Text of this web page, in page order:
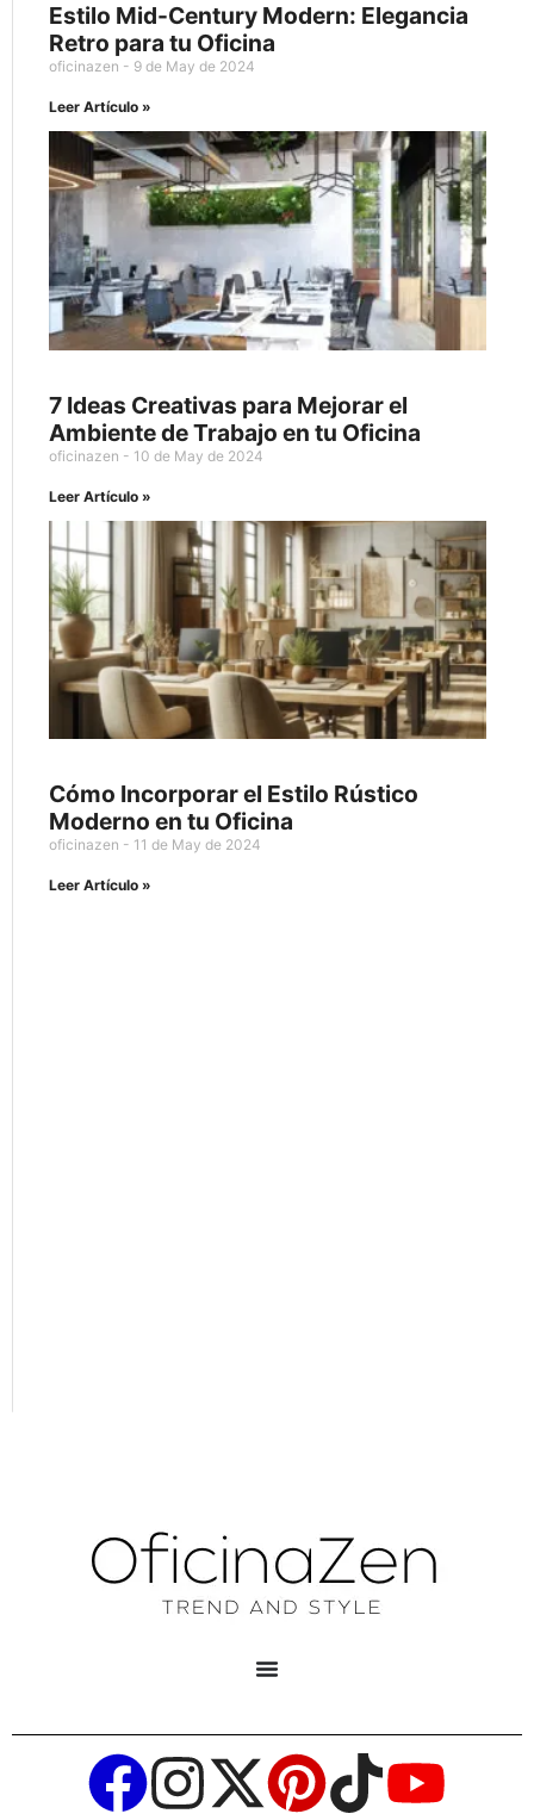
Estilo Mid-Century Modern: Elegancia
Retro para tu Oficina
oficinazen 9 de May de 2024
Leer Artículo »
7 Ideas Creativas para Mejorar el
Ambiente de Trabajo en tu Oficina
oficinazen 10 de May de 2024
Leer Artículo »
Cómo Incorporar el Estilo Rústico
Moderno en tu Oficina
oficinazen 11 de May de 2024
Leer Artículo »